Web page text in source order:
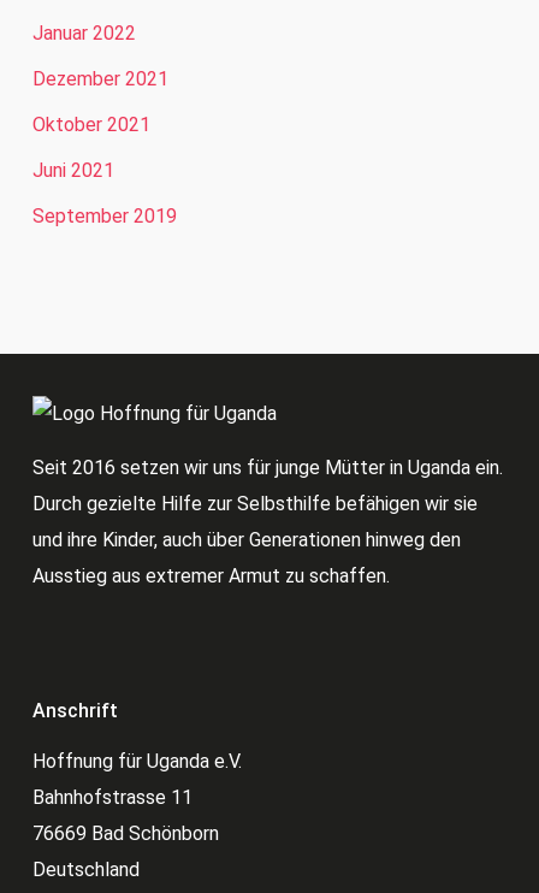
Januar 2022
Dezember 2021
Oktober 2021
Juni 2021
September 2019
Seit 2016 setzen wir uns für junge Mütter in Uganda ein.
Durch gezielte Hilfe zur Selbsthilfe befähigen wir sie
und ihre Kinder, auch über Generationen hinweg den
Ausstieg aus extremer Armut zu schaffen.
Anschrift
Hoffnung für Uganda e.V.
Bahnhofstrasse 11
76669 Bad Schönborn
Deutschland